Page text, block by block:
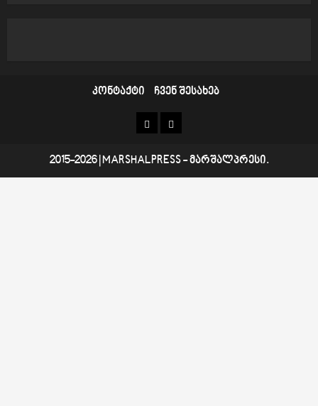
კონტაქტი ჩვენ შესახებ
კონტაქტი
ჩვენ
2015-2026 MARSHALPRESS- მარშალპრესი.